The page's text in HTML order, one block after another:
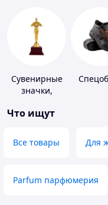
Сувенирные
значки,
Что ищут
Все товары Для
Parfum парфюмерия